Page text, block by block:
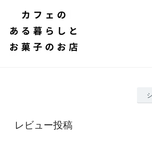
レビュー投稿